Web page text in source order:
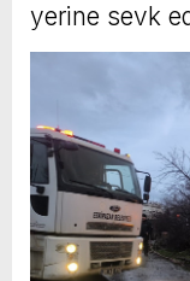
yerine sevk